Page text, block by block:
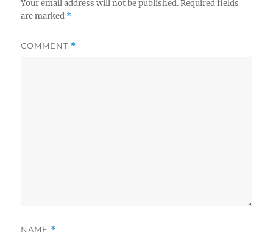
Your email address will not be published. Required fields
are marked *
COMMENT *
NAME *